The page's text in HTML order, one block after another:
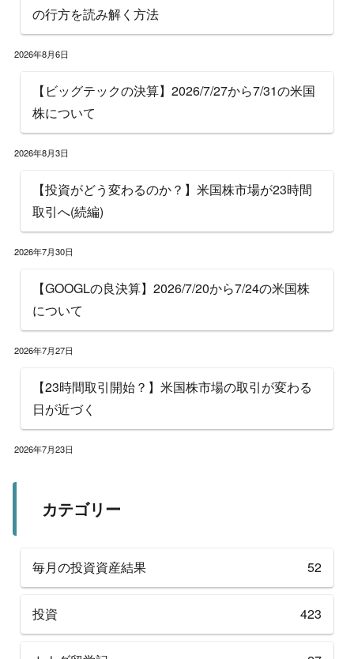
の行方を読み解く方法
2026年8月6日
【ビッグテックの決算】2026/7/27から7/31の米国
株について
2026年8月3日
【投資がどう変わるのか？】米国株市場が23時間
取引へ(続編)
2026年7月30日
【GOOGLの良決算】2026/7/20から7/24の米国株
について
2026年7月27日
【23時間取引開始？】米国株市場の取引が変わる
日が近づく
2026年7月23日
カテゴリー
毎月の投資資産結果 52
投資 423